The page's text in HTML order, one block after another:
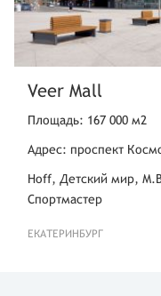
Veer Mall
Площадь: 167 000 м2
Адрес: проспект
Hoff, Детский мир,
Спортмастер
ЕКАТЕРИНБУРГ